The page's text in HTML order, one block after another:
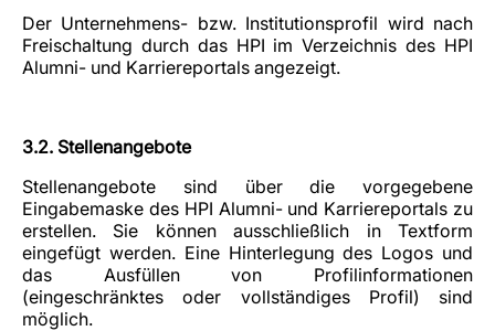
Der Unternehmens- bzw. Institutionsprofil wird nach
Freischaltung durch das HPI im Verzeichnis des HPI
Alumni- und Karriereportals angezeigt.
3.2. Stellenangebote
Stellenangebote sind über die vorgegebene
Eingabemaske des HPI Alumni- und Karriereportals zu
erstellen. Sie können ausschließlich in Textform
eingefügt werden. Eine Hinterlegung des Logos und
das Ausfüllen von Profilinformationen
(eingeschränktes oder vollständiges Profil) sind
möglich.